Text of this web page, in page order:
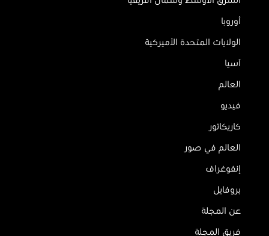
أوروبا
الولايات المتحدة الأميركية
آسيا
العالم
فيديو
كاريكاتور
العالم في صور
إنفوغراف
بروفايل
عن المجلة
فريق المجلة